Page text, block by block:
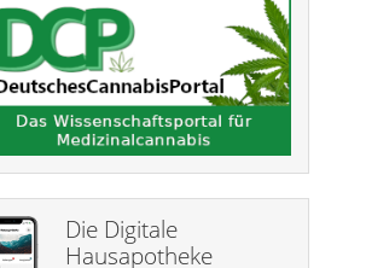
Die Digitale
Hausapotheke